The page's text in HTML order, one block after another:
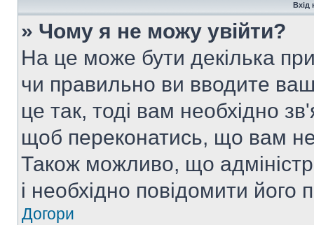
Вхід
» Чому я не можу увійти?
На це може бути декілька
чи правильно ви вводите
це так, тоді вам необхідно
щоб переконатись, що вам
Також можливо, що
і необхідно повідомити
Догори